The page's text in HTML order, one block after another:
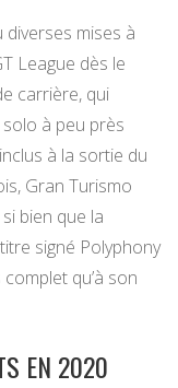
mises à
League dès le
carrière, qui
à peu près
à la sortie du
Gran Turismo
bien que la
signé Polyphony
qu’à son
EN 2020